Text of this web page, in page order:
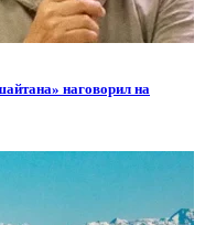
наговорил на